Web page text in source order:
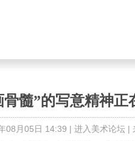
骨髓”的写意精神正
08月05日 14:39 | 进入美术论坛|